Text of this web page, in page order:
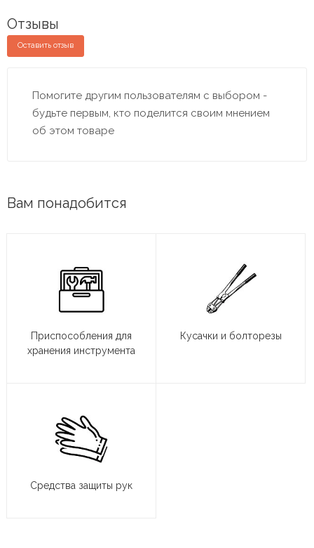
Отзывы
Оставить отзыв
Помогите другим пользователям с выбором -
будьте первым, кто поделится своим мнением
об этом товаре
Вам понадобится
Приспособления для
хранения инструмента
Кусачки и болторезы
Средства защиты рук